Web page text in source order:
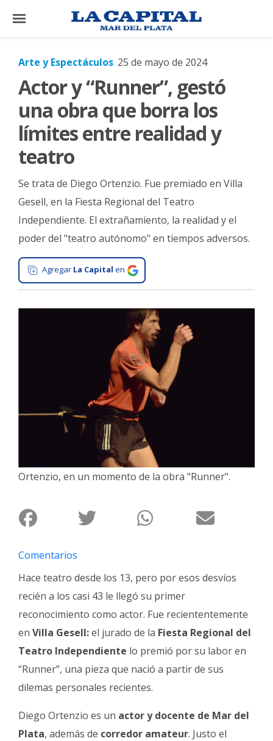
×
El
El
Mundo
La
Cultura
Tecnología
Gastronomía
Salud
Interés
Espectáculos
Fotos
Clasificados
Fúnebres
Arte y Espectáculos 25 de mayo de 2024
Actor y “Runner”, gestó
una obra que borra los
límites entre realidad y
teatro
Se trata de Diego Ortenzio. Fue premiado en Villa
Gesell, en la Fiesta Regional del Teatro
Independiente. El extrañamiento, la realidad y el
poder del "teatro autónomo" en tiempos adversos.
Agregar La Capital en
Ortenzio, en un momento de la obra "Runner".
Comentarios
Hace teatro desde los 13, pero por esos desvíos
recién a los casi 43 le llegó su primer
reconocimiento como actor. Fue reciententemente
en Villa Gesell:el jurado de la Fiesta Regional del
Teatro Independiente lo premió por su labor en
“Runner”, una pieza que nació a partir de sus
dilemas personales recientes.
Diego Ortenzio es un actor y docente de Mar del
Plata, además de corredor amateur. Justo el